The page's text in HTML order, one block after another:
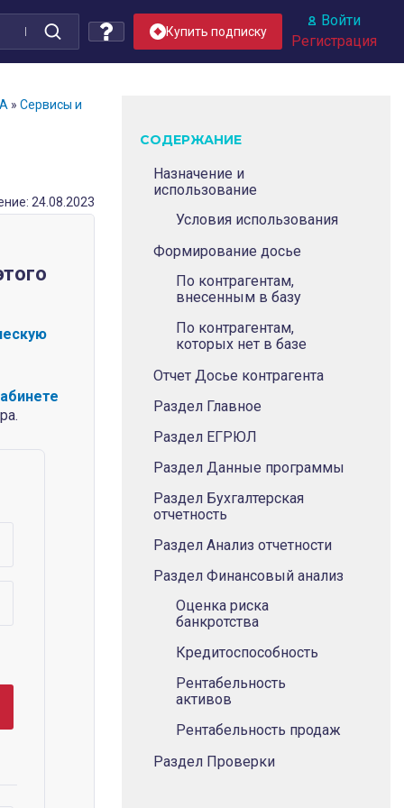
Купить подписку
Войти
Регистрация
» Сервисы и
24.08.2023
СОДЕРЖАНИЕ
Назначение и
использование
Условия использования
Формирование досье
По контрагентам,
внесенным в базу
По контрагентам,
которых нет в базе
Отчет Досье контрагента
Раздел Главное
Раздел ЕГРЮЛ
Раздел Данные программы
Раздел Бухгалтерская
отчетность
Раздел Анализ отчетности
Раздел Финансовый анализ
Оценка риска
банкротства
Кредитоспособность
Рентабельность
активов
Рентабельность продаж
Раздел Проверки